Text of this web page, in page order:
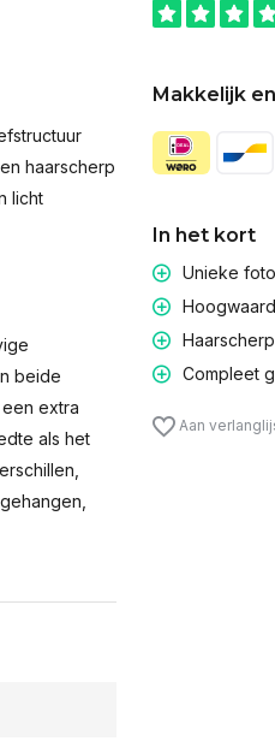
haarscherp
licht
beide
extra
als het
Makkelijk
In het kort
Unieke
Compleet
Aan